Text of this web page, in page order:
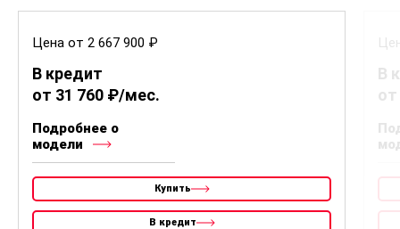
Цена от 2 667 900 ₽
В кредит
от 31 760 ₽/мес.
Подробнее о
модели
Купить
В кредит
В